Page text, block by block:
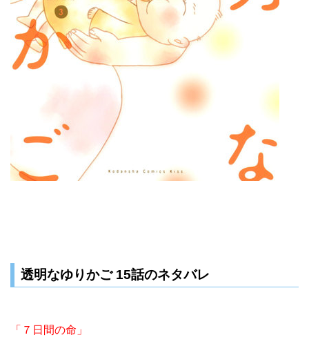
透明なゆりかご 15話のネタバレ
「７日間の命」